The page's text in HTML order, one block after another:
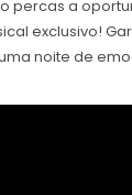
percas a
exclusivo!
noite de